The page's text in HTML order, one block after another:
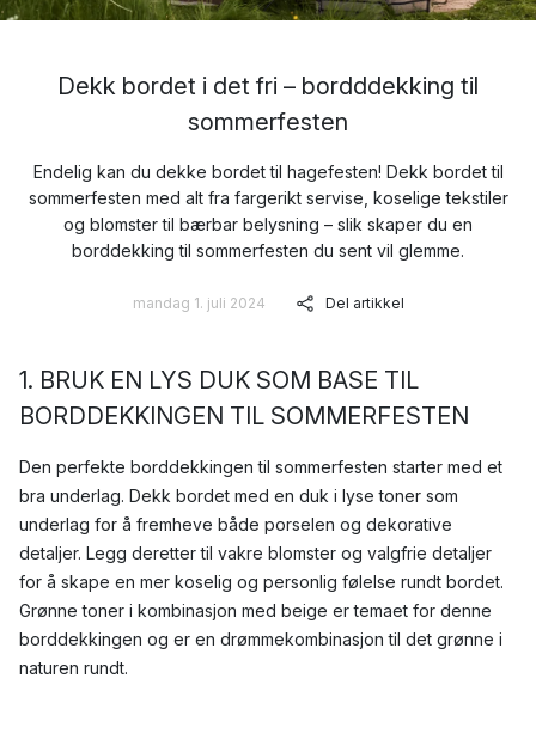
Dekk bordet i det fri – bordddekking til
sommerfesten
Endelig kan du dekke bordet til hagefesten! Dekk bordet til
sommerfesten med alt fra fargerikt servise, koselige tekstiler
og blomster til bærbar belysning – slik skaper du en
borddekking til sommerfesten du sent vil glemme.
mandag 1. juli 2024 Del artikkel
1. BRUK EN LYS DUK SOM BASE TIL
BORDDEKKINGEN TIL SOMMERFESTEN
Den perfekte borddekkingen til sommerfesten starter med et
bra underlag. Dekk bordet med en duk i lyse toner som
underlag for å fremheve både porselen og dekorative
detaljer. Legg deretter til vakre blomster og valgfrie detaljer
for å skape en mer koselig og personlig følelse rundt bordet.
Grønne toner i kombinasjon med beige er temaet for denne
borddekkingen og er en drømmekombinasjon til det grønne i
naturen rundt.